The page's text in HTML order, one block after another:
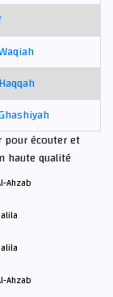
écouter et
haute qualité